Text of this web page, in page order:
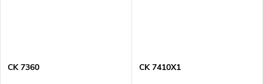
CK 7360 CK 7410X1